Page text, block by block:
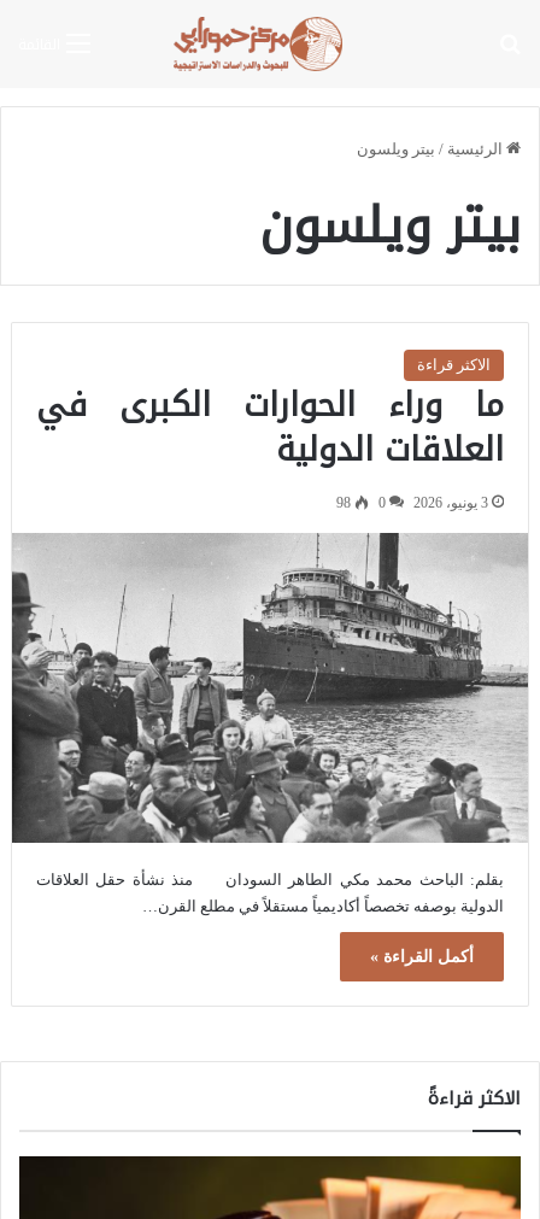
الرئيسية / بيتر ويلسون
بيتر ويلسون
الاكثر قراءة
ما وراء الحوارات الكبرى في
العلاقات الدولية
3 يونيو، 2026 0
98
بقلم: الباحث محمد مكي الطاهر السودان منذ نشأة حقل العلاقات
الدولية بوصفه تخصصاً أكاديمياً مستقلاً في مطلع القرن…
أكمل القراءة »
الاكثر قراءةً